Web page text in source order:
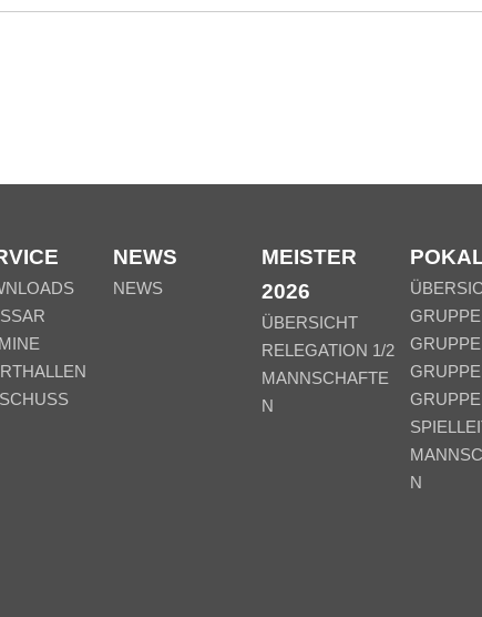
NEWS
NEWS
MEISTER
2026
ÜBERSICHT
RELEGATION 1/2
MANNSCHAFTE
N
GRUPPE
N